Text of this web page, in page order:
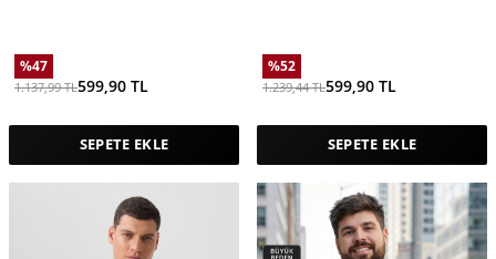
%47
1.137,99TL599,90 TL
SEPETE EKLE
%52
1.239,44TL599,90 TL
SEPETE EKLE